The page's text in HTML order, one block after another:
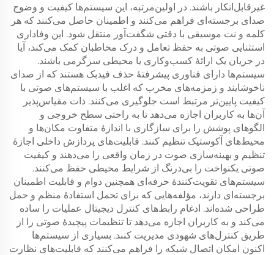
غیرقابل‌انکار باشند. در اولین‌مرتبه، این سیستم‌ها کیفیت و وضوح
صدای برجسته‌ای فراهم می‌کنند و اطمینان حاصل می‌کنند که هر
کلمه و نت موسیقی با دقتی شگفت‌آور منتقل شود. این وفاداری
استثنایی صوتی به حفظ تعامل و درک مخاطبان کمک می‌کند، آیا
در جریان یک ارائهٔ کسب‌وکاری یا محیطی سرگرمی باشند.
سیستم‌ها دارای فناوری پیشرفتهٔ حذف فیدبک هستند که از صدای
ناخوشایند و زمزمه‌های مخرب که اغلب با سیستم‌های صوتی با
کیفیت پایین‌تر مرتبط است جلوگیری می‌کنند. ذات مقیاس‌پذیر
آن‌ها به کاربران اجازه می‌دهد تا به راحتی سطح خروجی و
الگوهای پوشش را برای سازگاری با اندازهٔ متفاوت مکان‌ها و
محیط‌های آکوستیک تنظیم کنند. قابلیت‌های پردازش داخلی اجازهٔ
تنظیم و بهینه‌سازی صوت در زمان واقعی را می‌دهند و کیفیت
صوتی یکنواخت را بی‌درنگ از شرایط محیطی حفظ می‌کنند.
سیستم‌های تقویت‌کنندهٔ حرفه‌ای همچنین دوام و قابلیت اطمینان
برجسته‌ای دارند، مؤلفه‌هایی که برای تحمل استفادهٔ منظم و حمل
طراحی شده‌اند. ادغام رابط‌های کنترل دیجیتال عملیات را ساده
می‌کند و به کاربران اجازه می‌دهد تا تنظیمات پیچیدهٔ صوتی را از
طریق کنترل‌های شهودی مدیریت کنند. بسیاری از سیستم‌ها
اکنون امکان اتصال شبکه را فراهم می‌کنند که قابلیت‌های نظارت